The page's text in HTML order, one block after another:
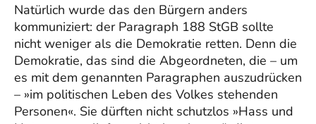
Natürlich wurde das den Bürgern anders
kommuniziert: der Paragraph 188 StGB sollte
nicht weniger als die Demokratie retten. Denn die
Demokratie, das sind die Abgeordneten, die – um
es mit dem genannten Paragraphen auszudrücken
– »im politischen Leben des Volkes stehenden
Personen«. Sie dürften nicht schutzlos »Hass und